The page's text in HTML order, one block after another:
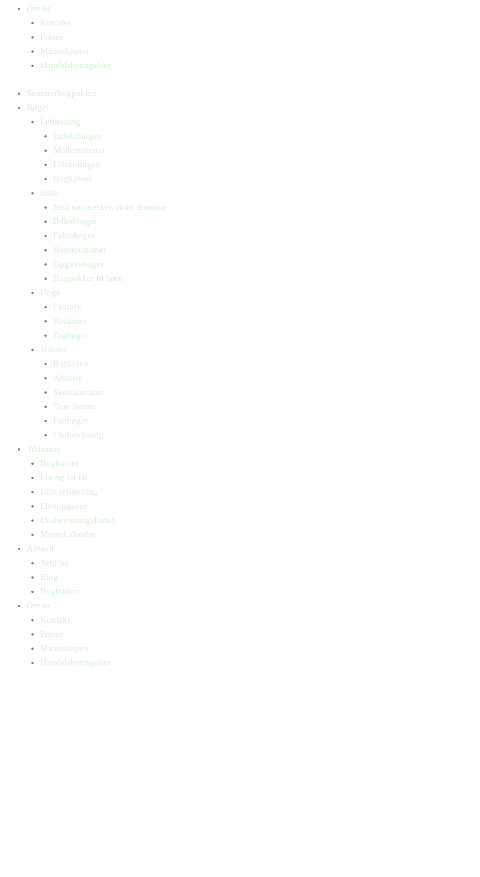
Om os
Kontakt
Presse
Manuskripter
Handelsbetingelser
Sommerbogpakker
Bøger
Letlæsning
Indskolingen
Mellemtrinnet
Udskolingen
Bogkasser
Børn
Små mennesker, store drømme
Billedbøger
Faktabøger
Børneromaner
Opgavebøger
Bogpakker til børn
Unge
Fantasy
Romaner
Fagbøger
Voksne
Romance
Krimier
Skønlitteratur
True Stories
Fagbøger
Undervisning
Til lærere
Bogkasser
Lix og let-tal
Universlæsning
Elevopgaver
Undervisningsforløb
Messekalender
Aktuelt
Artikler
Blog
Bogtrailere
Om os
Kontakt
Presse
Manuskripter
Handelsbetingelser